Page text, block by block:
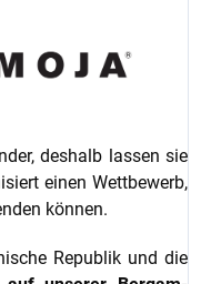
deshalb lassen sie
einen Wettbewerb,
können.
Republik und die